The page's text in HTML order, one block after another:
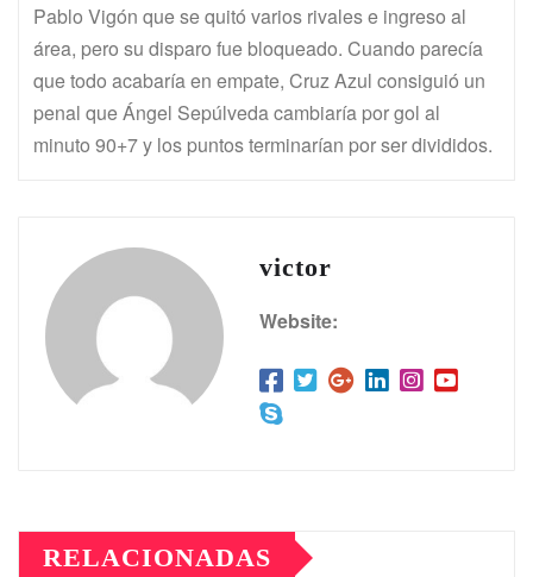
Pablo Vigón que se quitó varios rivales e ingreso al
área, pero su disparo fue bloqueado. Cuando parecía
que todo acabaría en empate, Cruz Azul consiguió un
penal que Ángel Sepúlveda cambiaría por gol al
minuto 90+7 y los puntos terminarían por ser divididos.
victor
Website:
RELACIONADAS